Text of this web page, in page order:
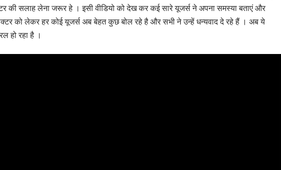
की सलाह लेना जरूर हे । इसी वीडियो को देख कर कई सारे यूजर्स ने अपना समस्या बताएं और
को लेकर हर कोई यूजर्स अब बेहत कुछ बोल रहे है और सभी ने उन्हें धन्यवाद दे रहे हैं । अब ये
हो रहा है ।